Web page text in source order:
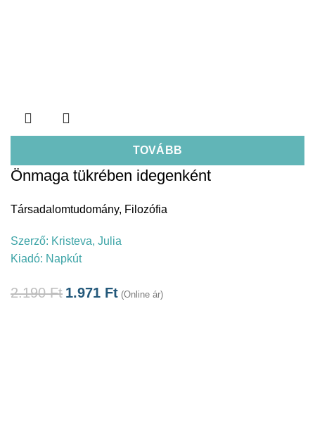
TOVÁBB
Önmaga tükrében idegenként
Társadalomtudomány, Filozófia
Szerző: Kristeva, Julia
Kiadó: Napkút
2.190Ft 1.971 Ft (Online ár)